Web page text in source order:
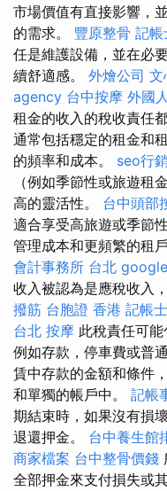
市場價值有直接影響，
的需求。 豐原整骨 記帳
任是維護設備，並在必
續舒適感。 外燴公司 文
agency 台中按摩 外國
租金的收入的稅收責任
通常包括穩定的租金和
的頻率和成本。 seo行
（例如季節性或旅遊租
高的靈活性。 台中頭部
適合享受高旅遊或季節
管理成本和更頻繁的租
會計事務所 台北
收入被認為是應稅收入
撥筋 台胞證 香港 記帳
台北 按摩 此稅責任可
例如存款，停車費或普
賃中存款的金額和條件
和單獨的帳戶中。 記帳
期結束時，如果沒有損
退還押金。 台中養生館
商家檔案 台中整骨價錢
全部押金來支付損失或